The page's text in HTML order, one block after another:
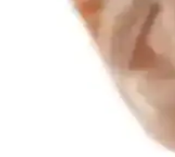
SoapCover saç beyazlık giderici katı
NEDOX Varilx Önleyici Roll-on:
NEDOX Varilx Roll-on, doğal içerikleriyle
Günlük Makyajda Konfor, Hız
Günlük makyajda konfor, hız ve
Dejavu Lash Knockout ve
Dejavu Lash Knockout maskarası kirpik